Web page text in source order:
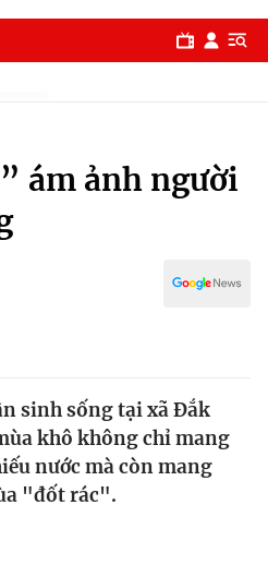
ám ảnh người
sinh sống tại xã Đắk
khô không chỉ mang
nước mà còn mang
"đốt rác".